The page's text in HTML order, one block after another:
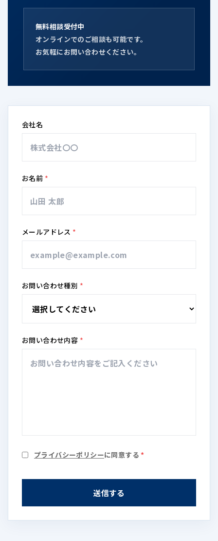
無料相談受付中
オンラインでのご相談も可能です。
お気軽にお問い合わせください。
会社名
お名前 *
メールアドレス *
お問い合わせ種別 *
お問い合わせ内容 *
プライバシーポリシーに同意する *
送信する